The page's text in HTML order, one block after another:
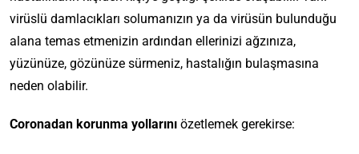
virüslü damlacıkları solumanızın ya da virüsün bulunduğu
alana temas etmenizin ardından ellerinizi ağzınıza,
yüzünüze, gözünüze sürmeniz, hastalığın bulaşmasına
neden olabilir.
Coronadan korunma yollarını özetlemek gerekirse: